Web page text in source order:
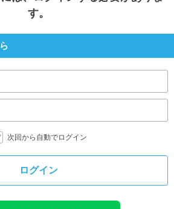
す。
次回から自動でログイン
ログイン